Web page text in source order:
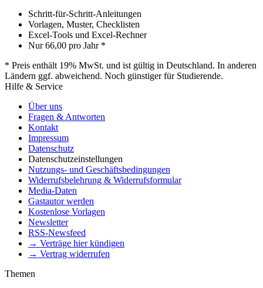
Schritt-für-Schritt-Anleitungen
Vorlagen, Muster, Checklisten
Excel-Tools und Excel-Rechner
Nur66,00 pro Jahr *
* Preis enthält 19% MwSt. und ist gültig in Deutschland. In anderen
Ländern ggf. abweichend. Noch günstiger für Studierende.
Hilfe & Service
Über uns
Fragen & Antworten
Kontakt
Impressum
Datenschutz
Datenschutzeinstellungen
Nutzungs- und Geschäftsbedingungen
Widerrufsbelehrung & Widerrufsformular
Media-Daten
Gastautor werden
Kostenlose Vorlagen
Newsletter
RSS-Newsfeed
→ Verträge hier kündigen
→ Vertrag widerrufen
Themen